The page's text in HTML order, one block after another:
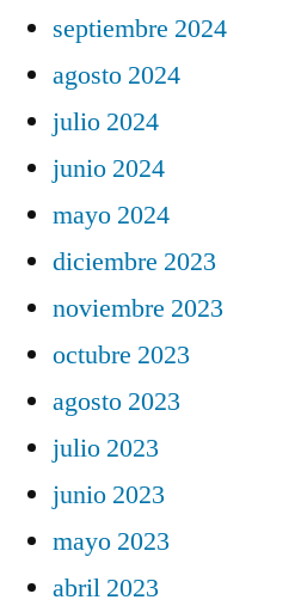
septiembre 2024
agosto 2024
julio 2024
junio 2024
mayo 2024
diciembre 2023
noviembre 2023
octubre 2023
agosto 2023
julio 2023
junio 2023
mayo 2023
abril 2023